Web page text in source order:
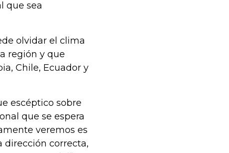
que sea
olvidar el clima
región y que
Chile, Ecuador y
escéptico sobre
que se espera
veremos es
dirección correcta,